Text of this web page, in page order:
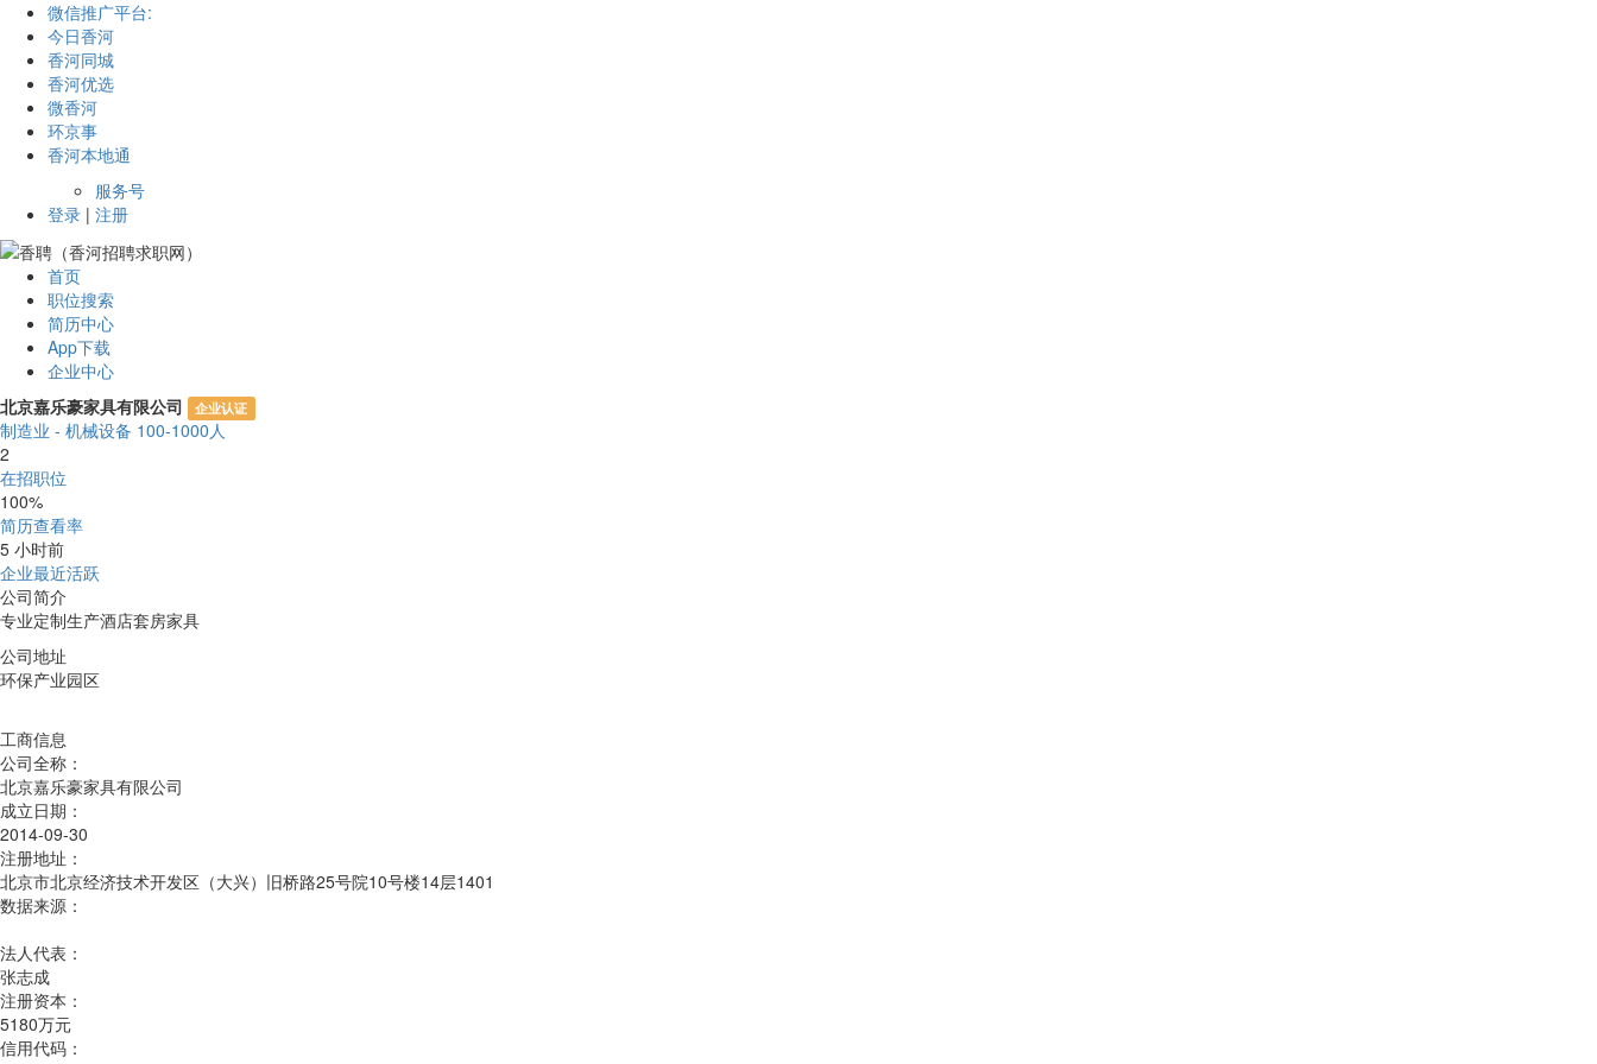
微信推广平台:
今日香河
香河同城
香河优选
微香河
环京事
香河本地通
服务号
登录 | 注册
首页
职位搜索
简历中心
App下载
企业中心
北京嘉乐豪家具有限公司
企业认证
制造业 - 机械设备 100-1000人
2
在招职位
100%
简历查看率
5 小时前
企业最近活跃
公司简介
专业定制生产酒店套房家具
公司地址
环保产业园区
工商信息
公司全称：
北京嘉乐豪家具有限公司
成立日期：
2014-09-30
注册地址：
北京市北京经济技术开发区（大兴）旧桥路25号院10号楼14层1401
数据来源：
法人代表：
张志成
注册资本：
5180万元
信用代码：